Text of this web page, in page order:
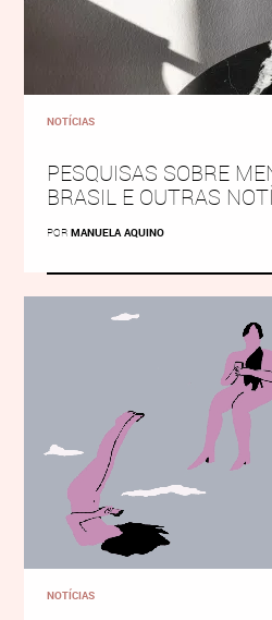
NOTÍCIAS
PESQUISAS SOBRE
BRASIL E OUTRAS
POR MANUELA AQUINO
NOTÍCIAS